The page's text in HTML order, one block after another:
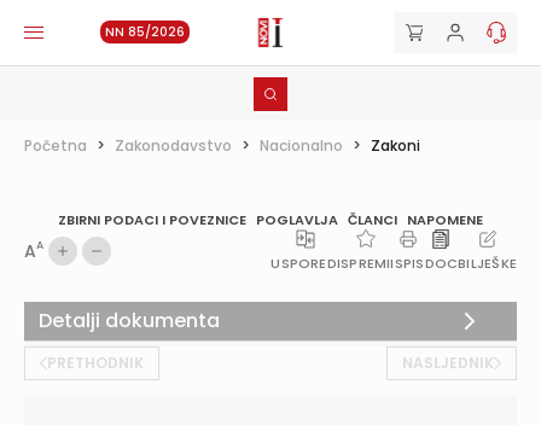
NN 85/2026
Početna > Zakonodavstvo > Nacionalno > Zakoni
ZBIRNI PODACI I POVEZNICE POGLAVLJA ČLANCI NAPOMENE
AA
USPOREDISPREMIISPISDOCBILJEŠKE
PRETHODNIK NASLJEDNIK
Detalji dokumenta